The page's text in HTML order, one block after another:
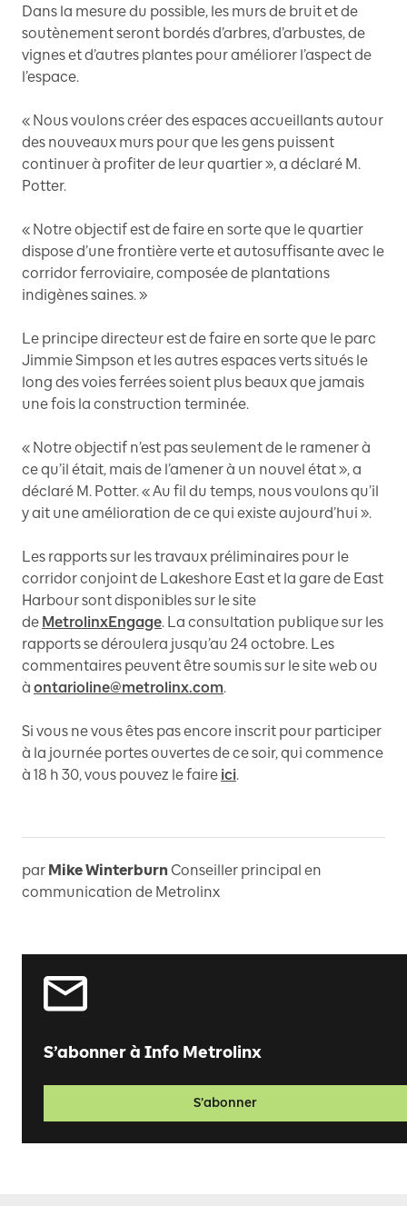
Dans la mesure du possible, les murs de bruit et de
soutènement seront bordés d’arbres, d’arbustes, de
vignes et d’autres plantes pour améliorer l’aspect de
l’espace.
« Nous voulons créer des espaces accueillants autour
des nouveaux murs pour que les gens puissent
continuer à profiter de leur quartier », a déclaré M.
Potter.
« Notre objectif est de faire en sorte que le quartier
dispose d’une frontière verte et autosuffisante avec le
corridor ferroviaire, composée de plantations
indigènes saines. »
Le principe directeur est de faire en sorte que le parc
Jimmie Simpson et les autres espaces verts situés le
long des voies ferrées soient plus beaux que jamais
une fois la construction terminée.
« Notre objectif n’est pas seulement de le ramener à
ce qu’il était, mais de l’amener à un nouvel état », a
déclaré M. Potter. « Au fil du temps, nous voulons qu’il
y ait une amélioration de ce qui existe aujourd’hui ».
Les rapports sur les travaux préliminaires pour le
corridor conjoint de Lakeshore East et la gare de East
Harbour sont disponibles sur le site
de MetrolinxEngage. La consultation publique sur les
rapports se déroulera jusqu’au 24 octobre. Les
commentaires peuvent être soumis sur le site web ou
à ontarioline@metrolinx.com.
Si vous ne vous êtes pas encore inscrit pour participer
à la journée portes ouvertes de ce soir, qui commence
à 18 h 30, vous pouvez le faire ici.
par Mike Winterburn Conseiller principal en
communication de Metrolinx
S’abonner à Info Metrolinx
S’abonner